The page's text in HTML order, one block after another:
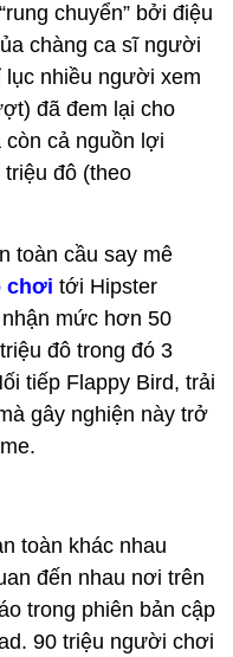
chuyển” bởi điệu
chàng ca sĩ người
lục nhiều người xem
đã đem lại cho
còn cả nguồn lợi
đô (theo
toàn cầu say mê
chơi tới Hipster
mức hơn 50
đô trong đó 3
tiếp Flappy Bird, trải
gây nghiện này trở
toàn khác nhau
đến nhau nơi trên
trong phiên bản cập
90 triệu người chơi